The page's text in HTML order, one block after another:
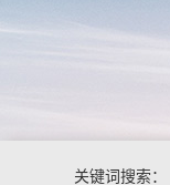
关键词搜索：